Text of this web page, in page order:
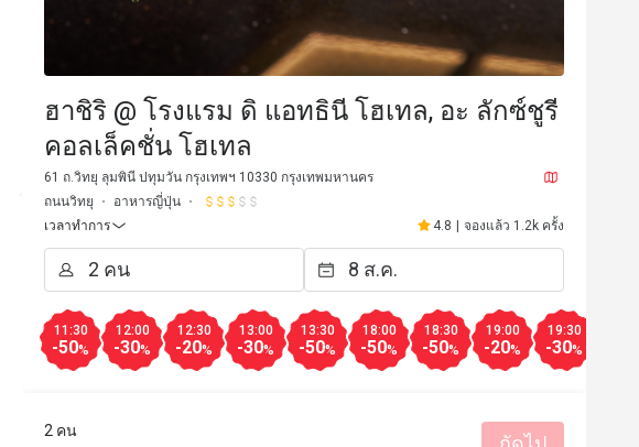
กลับมาซื้ออีกครั้ง
อาหารอร่อยทุกจานตก
ให้มาก็ได้ พนักงานก็น่า
ราคาสมเหตุสมผล
บริการแบบมืออาชีพ
ฮาชิริ @ โรงแรม ดิ แอทธินี โฮเทล, อะ ลักซ์ชูรี
คอลเล็คชั่น โฮเทล
61 ถ.วิทยุ ลุมพินี ปทุมวัน กรุงเทพฯ 10330 กรุงเทพมหานคร
ถนนวิทยุ
อาหารญี่ปุ่น
เวลาทำการ
4.8 จองแล้ว 1.2k ครั้ง
11:30
-50%
12:00
-30%
12:30
-20%
13:00
-30%
13:30
-50%
18:00
-50%
18:30
-50%
19:00
-20%
19:30
-30%
2 คน